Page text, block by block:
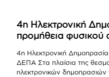
4η Ηλεκτρονική
προμήθεια
4η Ηλεκτρονική
ΔΕΠΑ Στα πλαίσια της
ηλεκτρονικών δημοπρασιών